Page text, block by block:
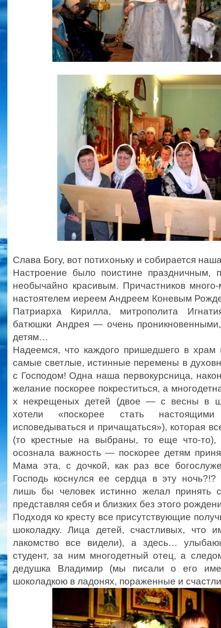
Слава Богу, вот потихоньку и собирается
Настроение было поистине праздничным,
необычайно красивым. Причастников
настоятелем иереем Андреем Коневым
Патриарха Кирилла, митрополита
батюшки Андрея — очень
детям…
Надеемся, что каждого пришедшего в храм
самые светлые, истинные перемены в
с Господом! Одна наша первокурсница,
желание поскорее покреститься, а
х некрещеных детей (двое — с весны в
хотели «поскорее стать
исповедываться и причащаться»), которая
(то крестные на выбраны, то еще что-то),
осознала важность — поскорее детям
Мама эта, с дочкой, как раз все
Господь коснулся ее сердца в эту
лишь бы человек истинно желал принять
представляя себя и близких без этого
Подходя ко кресту все присутствующие
шоколадку. Лица детей, счастливых, что
лакомство все видели), а здесь…
студент, за ним многодетный отец, а
дедушка Владимир (мы писали о его
шоколадкою в ладонях, пораженные и